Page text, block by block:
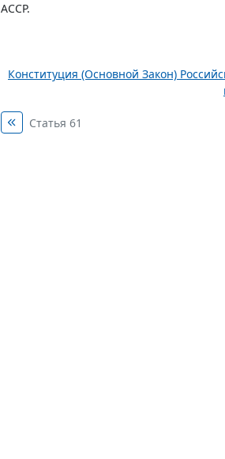
АССР.
Конституция (Основной Закон)
Статья 61